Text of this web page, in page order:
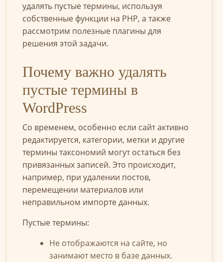
удалять пустые термины, используя
собственные функции на PHP, а также
рассмотрим полезные плагины для
решения этой задачи.
Почему важно удалять
пустые термины в
WordPress
Со временем, особенно если сайт активно
редактируется, категории, метки и другие
термины таксономий могут остаться без
привязанных записей. Это происходит,
например, при удалении постов,
перемещении материалов или
неправильном импорте данных.
Пустые термины:
Не отображаются на сайте, но
занимают место в базе данных.